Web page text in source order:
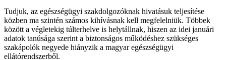
Tudjuk, az egészségügyi szakdolgozóknak hivatásuk teljesítése
közben ma szintén számos kihívásnak kell megfelelniük. Többek
között a végletekig túlterhelve is helytállnak, hiszen az idei januári
adatok tanúsága szerint a biztonságos működéshez szükséges
szakápolók negyede hiányzik a magyar egészségügyi
ellátórendszerből.